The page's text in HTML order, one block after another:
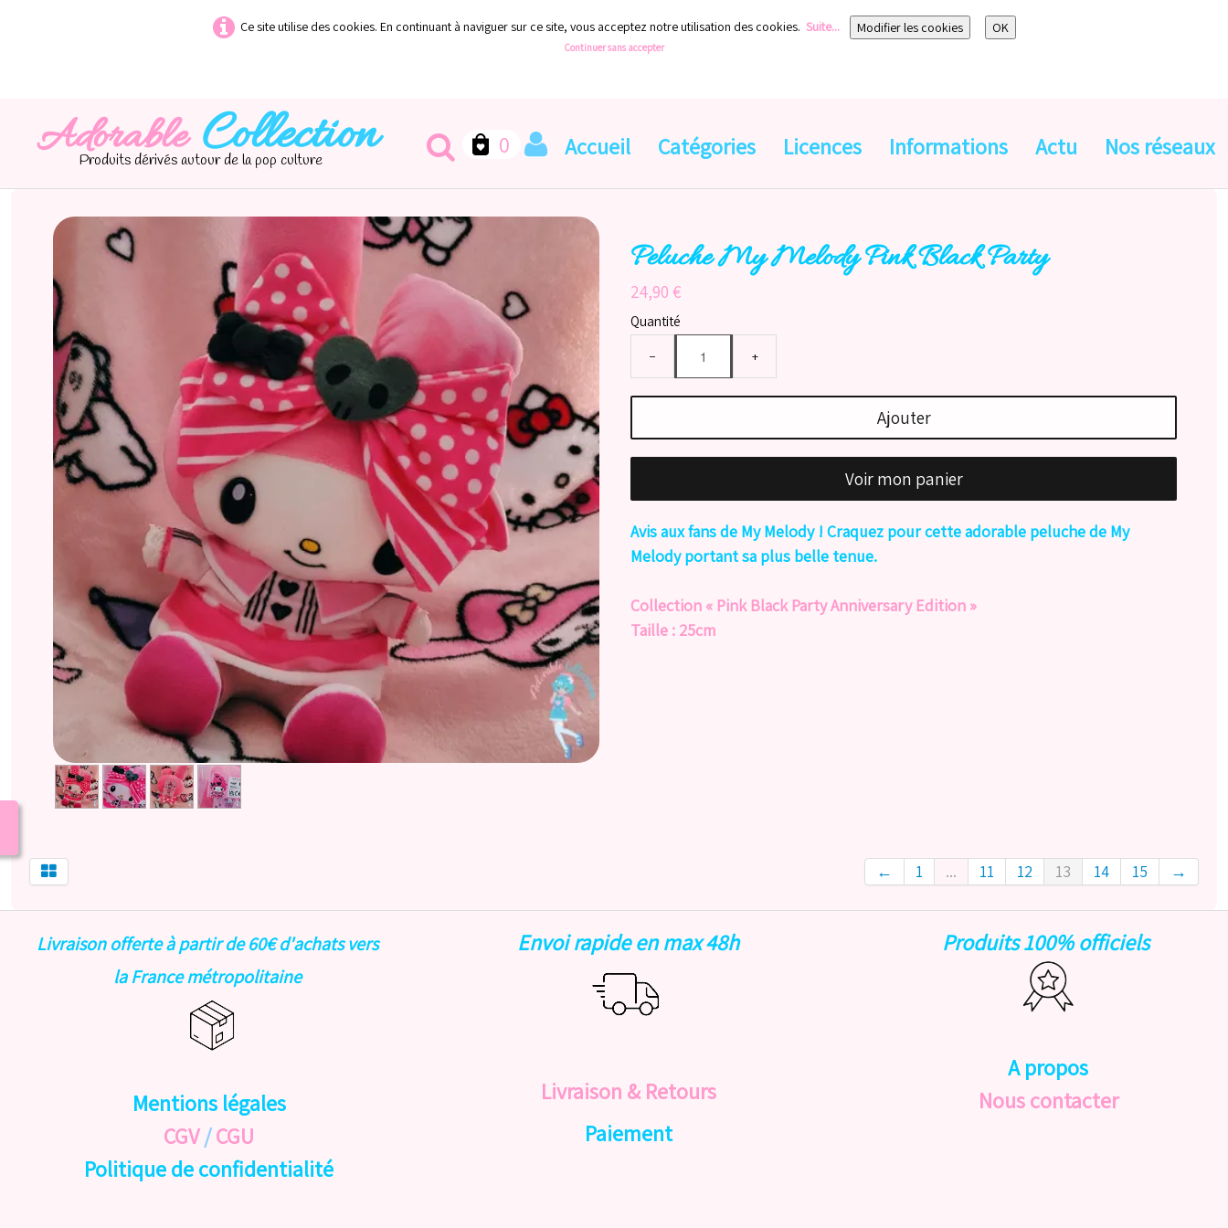
Ce site utilise des cookies. En continuant à naviguer sur ce site, vous acceptez notre utilisation des cookies. Suite... Modifier les cookies OK
Continuer sans accepter
Adorable Collection
Produits dérivés autour de la pop culture
0 Accueil Catégories Licences Informations Actu Nos réseaux
Peluche My Melody Pink Black Party
24,90 €
Quantité
− +
Ajouter
Voir mon panier
Avis aux fans de My Melody ! Craquez pour cette adorable peluche de My
Melody portant sa plus belle tenue.
Collection « Pink Black Party Anniversary Edition »
Taille : 25cm
← 1 ... 11 12 13 14 15 →
Livraison offerte à partir de 60€ d'achats vers
la France métropolitaine
Mentions légales
CGV/CGU
Politique de confidentialité
Envoi rapide en max 48h
Livraison & Retours
Paiement
Produits 100% officiels
A propos
Nous contacter